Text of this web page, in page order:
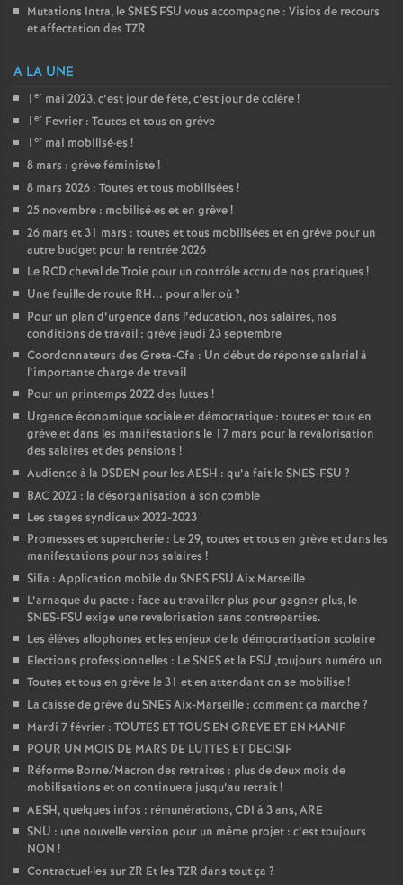
Mutations Intra, le SNES FSU vous accompagne : Visios de recours
et affectation des TZR
A LA UNE
1 er mai 2023, c’est jour de fête, c’est jour de colère!
1 er Fevrier : Toutes et tous en grève
1 er mai mobilisé·es !
8 mars : grève féministe!
8 mars 2026 : Toutes et tous mobilisées !
25 novembre : mobilisé·es et en grève!
26 mars et 31 mars : toutes et tous mobilisées et en grève pour un
autre budget pour la rentrée 2026
Le RCD cheval de Troie pour un contrôle accru de nos pratiques !
Une feuille de route RH... pour aller où?
Pour un plan d’urgence dans l’éducation, nos salaires, nos
conditions de travail : grève jeudi 23 septembre
Coordonnateurs des Greta-Cfa : Un début de réponse salarial à
l’importante charge de travail
Pour un printemps 2022 des luttes !
Urgence économique sociale et démocratique : toutes et tous en
grève et dans les manifestations le 17 mars pour la revalorisation
des salaires et des pensions !
Audience à la DSDEN pour les AESH : qu’a fait le SNES-FSU ?
BAC 2022 : la désorganisation à son comble
Les stages syndicaux 2022-2023
Promesses et supercherie : Le 29, toutes et tous en grève et dans les
manifestations pour nos salaires !
Silia : Application mobile du SNES FSU Aix Marseille
L’arnaque du pacte : face au travailler plus pour gagner plus, le
SNES-FSU exige une revalorisation sans contreparties.
Les élèves allophones et les enjeux de la démocratisation scolaire
Elections professionnelles : Le SNES et la FSU ,toujours numéro un
Toutes et tous en grève le 31 et en attendant on se mobilise!
La caisse de grève du SNES Aix-Marseille : comment ça marche?
Mardi 7 février : TOUTES ET TOUS EN GREVE ET EN MANIF
POUR UN MOIS DE MARS DE LUTTES ET DECISIF
Réforme Borne/Macron des retraites : plus de deux mois de
mobilisations et on continuera jusqu’au retrait!
AESH, quelques infos : rémunérations, CDI à 3 ans, ARE
SNU : une nouvelle version pour un même projet : c’est toujours
NON !
Contractuel·les sur ZR Et les TZR dans tout ça ?